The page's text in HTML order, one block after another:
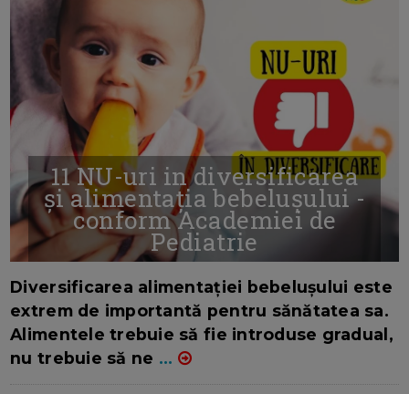
11 NU-uri in diversificarea
și alimentația bebelușului -
conform Academiei de
Pediatrie
Diversificarea alimentației bebelușului este
extrem de importantă pentru sănătatea sa.
Alimentele trebuie să fie introduse gradual,
nu trebuie să ne ...